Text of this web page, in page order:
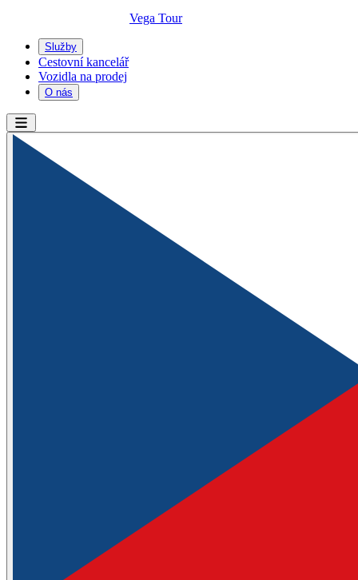
Vega Tour
Služby
Cestovní kancelář
Vozidla na prodej
O nás